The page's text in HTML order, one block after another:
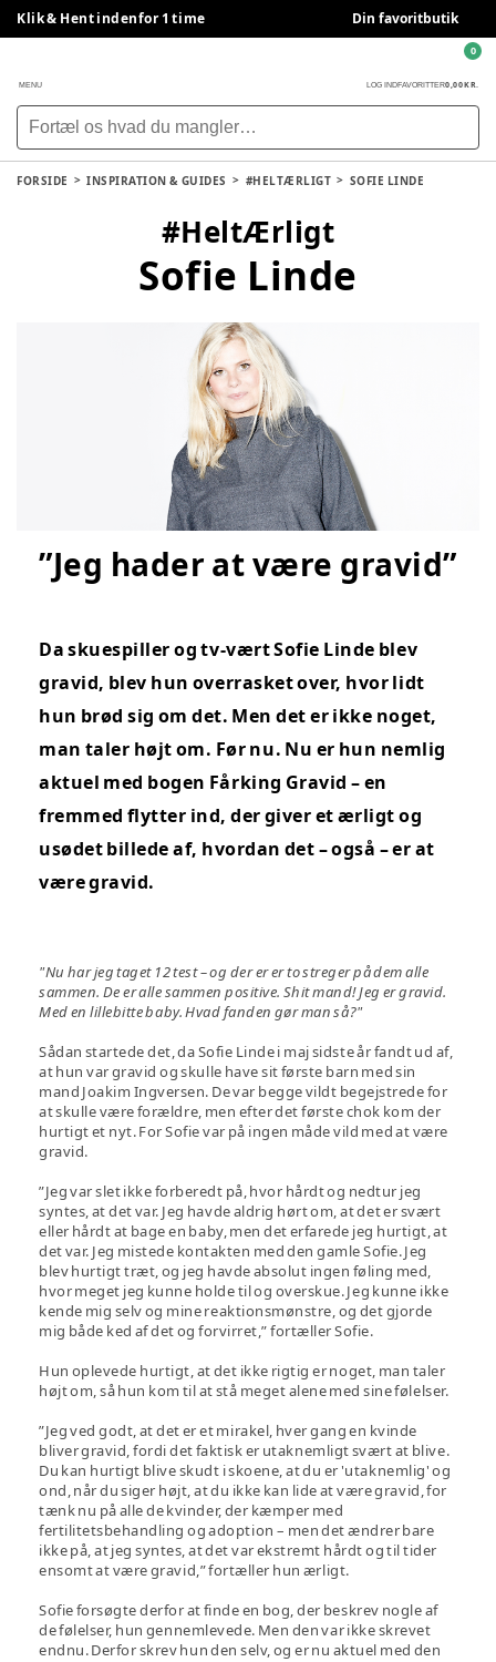
Klik & Hent indenfor 1 time Din favoritbutik
MENU LOG INDFAVORITTER0,00 KR.
0
FORSIDE INSPIRATION & GUIDES #HELTÆRLIGT SOFIE LINDE
#HeltÆrligt
Sofie Linde
”Jeg hader at være gravid”
Da skuespiller og tv-vært Sofie Linde blev
gravid, blev hun overrasket over, hvor lidt
hun brød sig om det. Men det er ikke noget,
man taler højt om. Før nu. Nu er hun nemlig
aktuel med bogen Fårking Gravid – en
fremmed flytter ind, der giver et ærligt og
usødet billede af, hvordan det – også – er at
være gravid.
"Nu har jeg taget 12 test – og der er er to streger på dem alle
sammen. De er alle sammen positive. Shit mand! Jeg er gravid.
Med en lillebitte baby. Hvad fanden gør man så?"
Sådan startede det, da Sofie Linde i maj sidste år fandt ud af,
at hun var gravid og skulle have sit første barn med sin
mand Joakim Ingversen. De var begge vildt begejstrede for
at skulle være forældre, men efter det første chok kom der
hurtigt et nyt. For Sofie var på ingen måde vild med at være
gravid.
”Jeg var slet ikke forberedt på, hvor hårdt og nedtur jeg
syntes, at det var. Jeg havde aldrig hørt om, at det er svært
eller hårdt at bage en baby, men det erfarede jeg hurtigt, at
det var. Jeg mistede kontakten med den gamle Sofie. Jeg
blev hurtigt træt, og jeg havde absolut ingen føling med,
hvor meget jeg kunne holde til og overskue. Jeg kunne ikke
kende mig selv og mine reaktionsmønstre, og det gjorde
mig både ked af det og forvirret,” fortæller Sofie.
Hun oplevede hurtigt, at det ikke rigtig er noget, man taler
højt om, så hun kom til at stå meget alene med sine følelser.
”Jeg ved godt, at det er et mirakel, hver gang en kvinde
bliver gravid, fordi det faktisk er utaknemligt svært at blive.
Du kan hurtigt blive skudt i skoene, at du er 'utaknemlig' og
ond, når du siger højt, at du ikke kan lide at være gravid, for
tænk nu på alle de kvinder, der kæmper med
fertilitetsbehandling og adoption – men det ændrer bare
ikke på, at jeg syntes, at det var ekstremt hårdt og til tider
ensomt at være gravid,” fortæller hun ærligt.
Sofie forsøgte derfor at finde en bog, der beskrev nogle af
de følelser, hun gennemlevede. Men den var ikke skrevet
endnu. Derfor skrev hun den selv, og er nu aktuel med den